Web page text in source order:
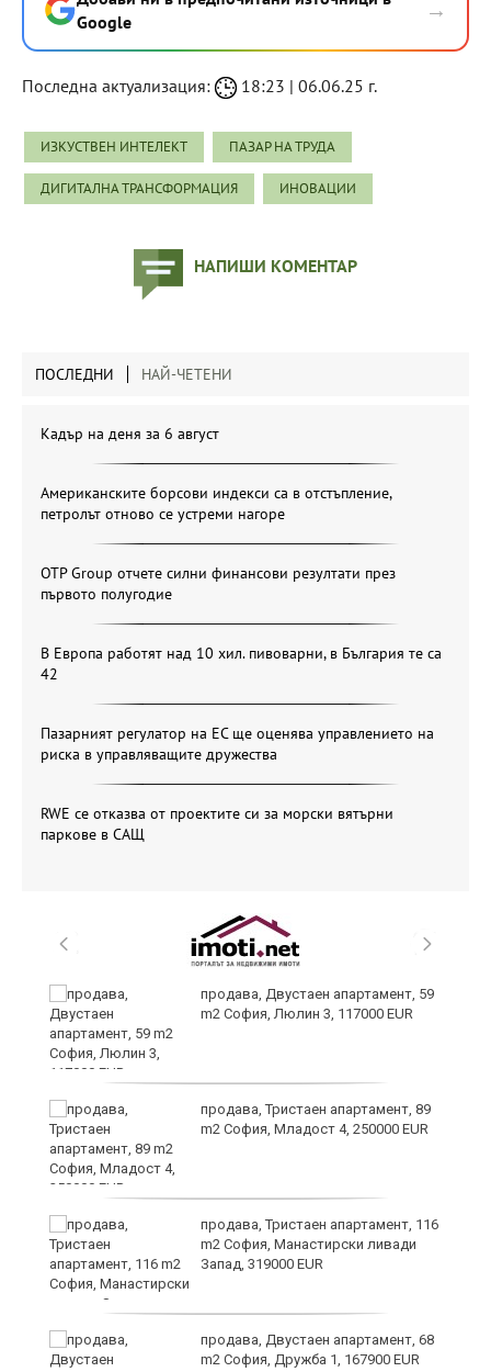
Google
→
Последна актуализация: 18:23 | 06.06.25 г.
ИЗКУСТВЕН ИНТЕЛЕКТ ПАЗАР НА ТРУДА
ДИГИТАЛНА ТРАНСФОРМАЦИЯ ИНОВАЦИИ
НАПИШИ КОМЕНТАР
ПОСЛЕДНИ НАЙ-ЧЕТЕНИ
Кадър на деня за 6 август
Американските борсови индекси са в отстъпление,
петролът отново се устреми нагоре
OTP Group отчете силни финансови резултати през
първото полугодие
В Европа работят над 10 хил. пивоварни, в България те са
42
Пазарният регулатор на ЕС ще оценява управлението на
риска в управляващите дружества
RWE се отказва от проектите си за морски вятърни
паркове в САЩ
продава, Двустаен апартамент, 59
m2 София, Люлин 3, 117000 EUR
продава, Тристаен апартамент, 89
m2 София, Младост 4, 250000 EUR
продава, Тристаен апартамент, 116
m2 София, Манастирски ливади
Запад, 319000 EUR
продава, Двустаен апартамент, 68
m2 София, Дружба 1, 167900 EUR